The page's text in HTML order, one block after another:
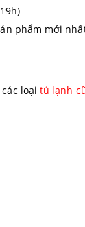
phẩm mới
các loạitủ lạnh